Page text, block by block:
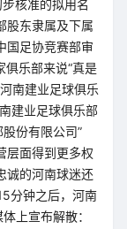
核准的拟用名
股东隶属及下属
国足协竞赛部审
乐部来说“真是
南建业足球俱乐
建业足球俱乐部
份有限公司”
面得到更多权
诚的河南球迷还
分钟之后，河南
上宣布解散：